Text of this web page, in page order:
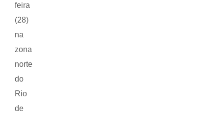
feira
(28)
na
zona
norte
do
Rio
de